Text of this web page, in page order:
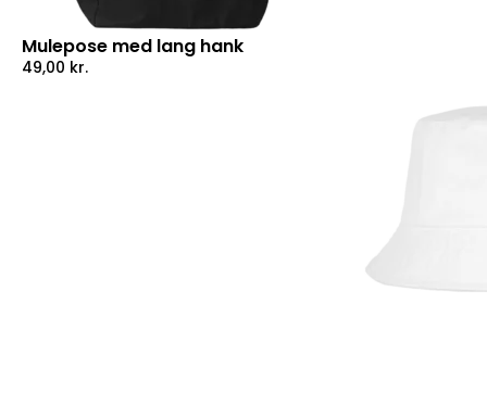
Mulepose med lang hank
49,00 kr.